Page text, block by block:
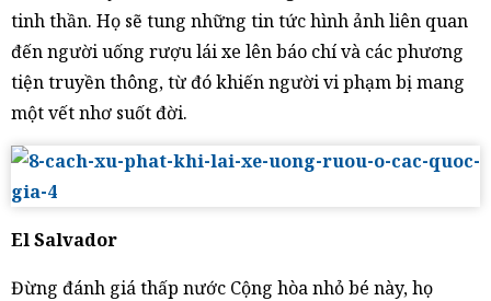
tinh thần. Họ sẽ tung những tin tức hình ảnh liên quan
đến người uống rượu lái xe lên báo chí và các phương
tiện truyền thông, từ đó khiến người vi phạm bị mang
một vết nhơ suốt đời.
El Salvador
Đừng đánh giá thấp nước Cộng hòa nhỏ bé này, họ